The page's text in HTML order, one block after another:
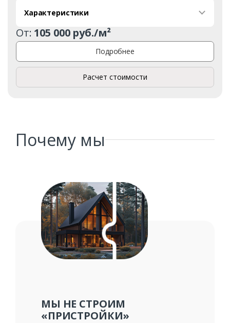
Ваш телефон*
Комментарий к заказу
Характеристики
От: 105 000 руб./м²
Подробнее
Расчет стоимости
Почему мы
МЫ НЕ СТРОИМ
«ПРИСТРОЙКИ»